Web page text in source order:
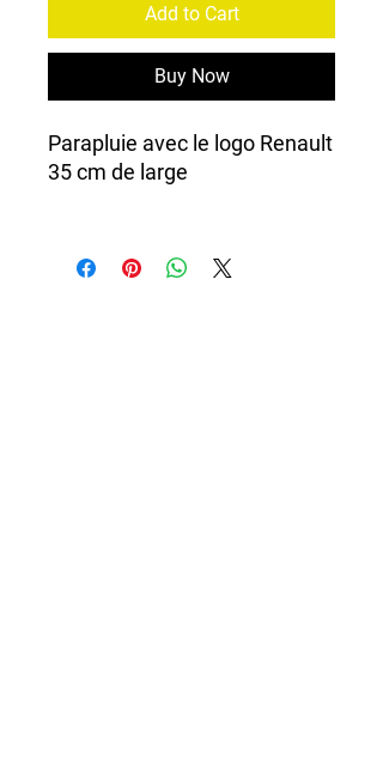
Add to Cart
Buy Now
Parapluie avec le logo Renault
35 cm de large